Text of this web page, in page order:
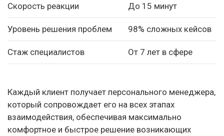
Скорость реакции До 15 минут
Уровень решения проблем 98% сложных кейсов
Стаж специалистов От 7 лет в сфере
Каждый клиент получает персонального менеджера,
который сопровождает его на всех этапах
взаимодействия, обеспечивая максимально
комфортное и быстрое решение возникающих